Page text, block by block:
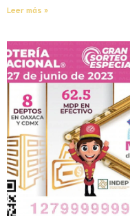
Leer más »